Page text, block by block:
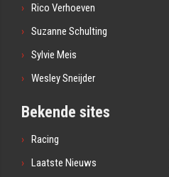
Rico Verhoeven
Suzanne Schulting
Sylvie Meis
Wesley Sneijder
Bekende sites
Racing
Laatste Nieuws